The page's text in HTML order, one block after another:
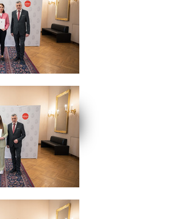
schließen X
<<
>>